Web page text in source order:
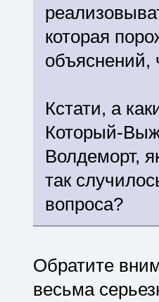
которая
объяснений,
Кстати, а
Который-
Волдеморт,
так
вопроса?
Обратите
весьма